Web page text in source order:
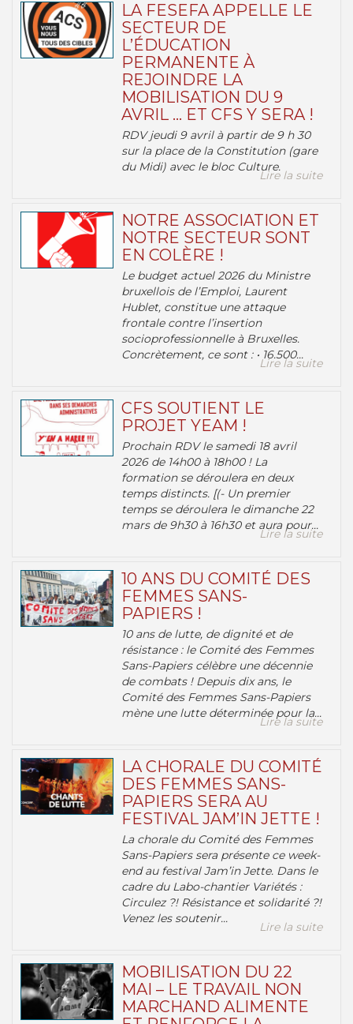
LA FESEFA APPELLE LE
SECTEUR DE
L’ÉDUCATION
PERMANENTE À
REJOINDRE LA
MOBILISATION DU 9
AVRIL … ET CFS Y SERA !
RDV jeudi 9 avril à partir de 9 h 30
sur la place de la Constitution (gare
du Midi) avec le bloc Culture.
Lire la suite
NOTRE ASSOCIATION ET
NOTRE SECTEUR SONT
EN COLÈRE !
Le budget actuel 2026 du Ministre
bruxellois de l’Emploi, Laurent
Hublet, constitue une attaque
frontale contre l’insertion
socioprofessionnelle à Bruxelles.
Concrètement, ce sont : • 16.500...
Lire la suite
CFS SOUTIENT LE
PROJET YEAM !
Prochain RDV le samedi 18 avril
2026 de 14h00 à 18h00 ! La
formation se déroulera en deux
temps distincts. [(- Un premier
temps se déroulera le dimanche 22
mars de 9h30 à 16h30 et aura pour...
Lire la suite
10 ANS DU COMITÉ DES
FEMMES SANS-
PAPIERS !
10 ans de lutte, de dignité et de
résistance : le Comité des Femmes
Sans-Papiers célèbre une décennie
de combats ! Depuis dix ans, le
Comité des Femmes Sans-Papiers
mène une lutte déterminée pour la...
Lire la suite
LA CHORALE DU COMITÉ
DES FEMMES SANS-
PAPIERS SERA AU
FESTIVAL JAM’IN JETTE !
La chorale du Comité des Femmes
Sans-Papiers sera présente ce week-
end au festival Jam’in Jette. Dans le
cadre du Labo-chantier Variétés :
Circulez ?! Résistance et solidarité ?!
Venez les soutenir...
Lire la suite
MOBILISATION DU 22
MAI – LE TRAVAIL NON
MARCHAND ALIMENTE